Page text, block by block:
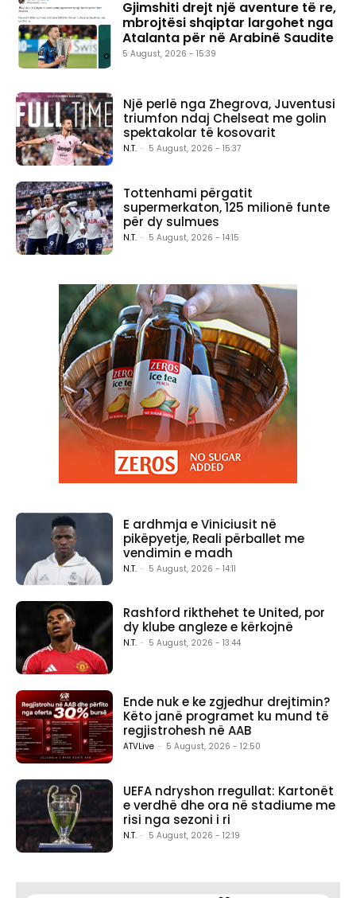
Gjimshiti drejt një aventure të re,
mbrojtësi shqiptar largohet nga
Atalanta për në Arabinë Saudite
5 August, 2026 - 15:39
Një perlë nga Zhegrova, Juventusi
triumfon ndaj Chelseat me golin
spektakolar të kosovarit
N.T. - 5 August, 2026 - 15:37
Tottenhami përgatit
supermerkaton, 125 milionë funte
për dy sulmues
N.T. - 5 August, 2026 - 14:15
E ardhmja e Viniciusit në
pikëpyetje, Reali përballet me
vendimin e madh
N.T. - 5 August, 2026 - 14:11
Rashford rikthehet te United, por
dy klube angleze e kërkojnë
N.T. - 5 August, 2026 - 13:44
Ende nuk e ke zgjedhur drejtimin?
Këto janë programet ku mund të
regjistrohesh në AAB
ATVLive - 5 August, 2026 - 12:50
UEFA ndryshon rregullat: Kartonët
e verdhë dhe ora në stadiume me
risi nga sezoni i ri
N.T. - 5 August, 2026 - 12:19